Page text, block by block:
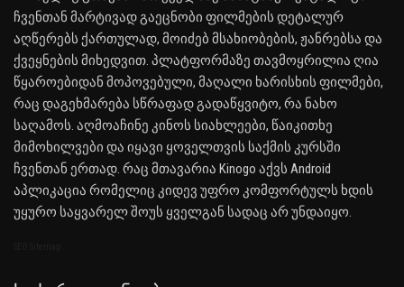
ჩვენთან მარტივად გაეცნობი ფილმების დეტალურ
აღწერებს ქართულად, მოიძებ მსახიობების, ჟანრებსა და
ქვეყნების მიხედვით. პლატფორმაზე თავმოყრილია ღია
წყაროებიდან მოპოვებული, მაღალი ხარისხის ფილმები,
რაც დაგეხმარება სწრაფად გადაწყვიტო, რა ნახო
საღამოს. აღმოაჩინე კინოს სიახლეები, წაიკითხე
მიმოხილვები და იყავი ყოველთვის საქმის კურსში
ჩვენთან ერთად. რაც მთავარია Kinogo აქვს Android
აპლიკაცია რომელიც კიდევ უფრო კომფორტულს ხდის
უყურო საყვარელ შოუს ყველგან სადაც არ უნდაიყო.